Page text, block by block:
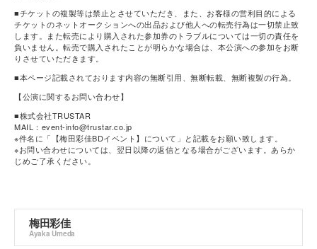
■チケットの複製等は禁止とさせていただき、また、お客様の営利目的による
チケットのネットオークションへの出品および他人への転売行為は一切禁止致
します。また転売により購入された参加券のトラブルについては一切の責任を
負いません。転売で購入されたことが明らかな場合は、本公演への参加をお断
りさせていただきます。
■本ページ記載されております内容の無断引用、無断転載、無断複製の行為。
【公演に関するお問い合わせ】
■株式会社TRUSTAR
MAIL：event-info@trustar.co.jp
※件名に「【梅田彩佳BDイベント】について」と記載をお願い致します。
※お問い合わせについては、翌日以降の返信となる場合がございます。あらか
じめご了承ください。
梅田彩佳
Ayaka Umeda